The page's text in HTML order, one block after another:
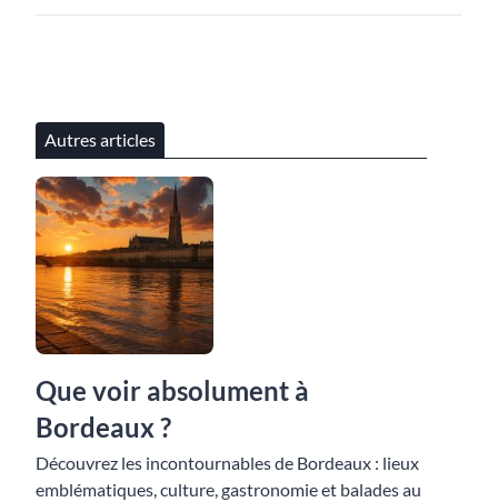
Autres articles
Que voir absolument à
Bordeaux ?
Découvrez les incontournables de Bordeaux : lieux
emblématiques, culture, gastronomie et balades au